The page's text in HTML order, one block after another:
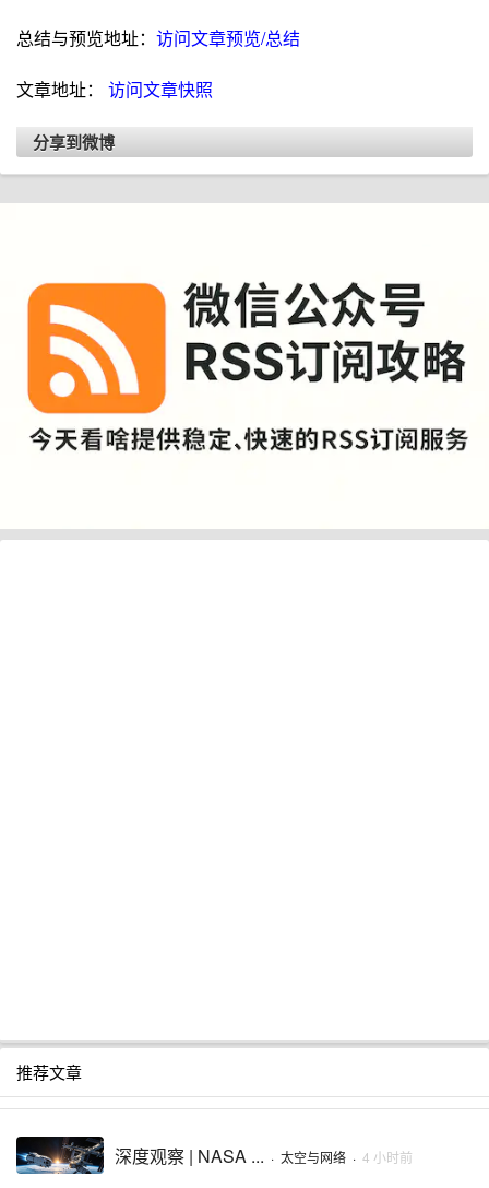
总结与预览地址： 访问文章预览/总结
文章地址： 访问文章快照
分享到微博
推荐文章
深度观察 | NASA ... · 太空与网络 · 4 小时前